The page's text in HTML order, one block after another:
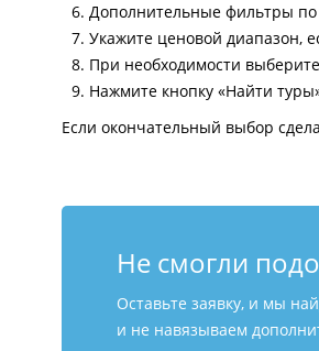
Дополнительные фильтры по
Укажите ценовой диапазон,
При необходимости
Нажмите кнопку «Найти
Если окончательный выбор
Не смогли
Оставьте заявку, и мы
и не навязываем